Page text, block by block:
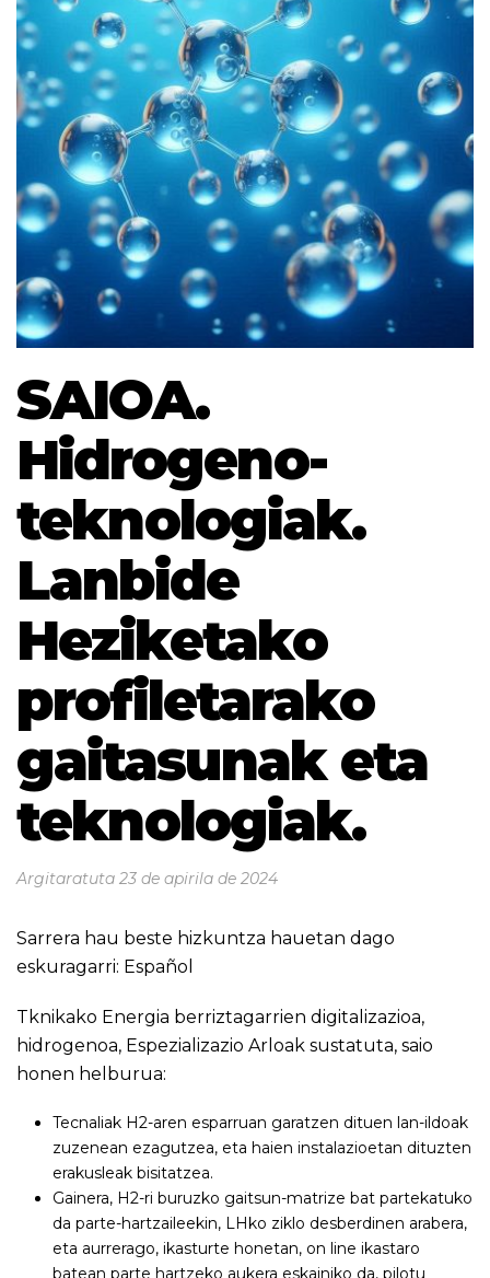
SAIOA.
Hidrogeno-
teknologiak.
Lanbide
Heziketako
profiletarako
gaitasunak eta
teknologiak.
Argitaratuta 23 de apirila de 2024
Sarrera hau beste hizkuntza hauetan dago
eskuragarri: Español
Tknikako Energia berriztagarrien digitalizazioa,
hidrogenoa, Espezializazio Arloak sustatuta, saio
honen helburua:
Tecnaliak H2-aren esparruan garatzen dituen lan-ildoak
zuzenean ezagutzea, eta haien instalazioetan dituzten
erakusleak bisitatzea.
Gainera, H2-ri buruzko gaitsun-matrize bat partekatuko
da parte-hartzaileekin, LHko ziklo desberdinen arabera,
eta aurrerago, ikasturte honetan, on line ikastaro
batean parte hartzeko aukera eskainiko da, pilotu